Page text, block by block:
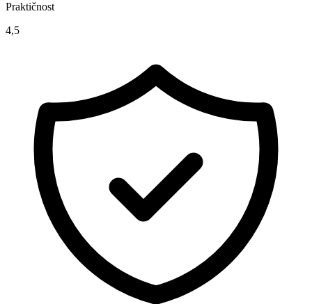
Praktičnost
4,5